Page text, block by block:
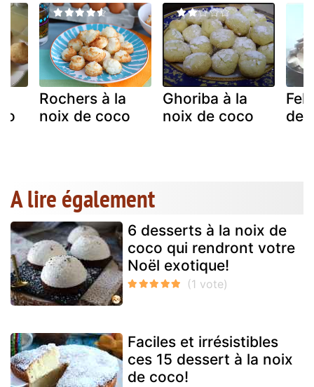
Rochers à la
noix de coco
Ghoriba à la
noix de coco
de
A lire également
6 desserts à la noix de
coco qui rendront votre
Noël exotique!
Faciles et irrésistibles
ces 15 dessert à la noix
de coco!